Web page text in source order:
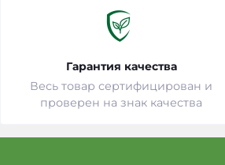
Гарантия качества
Весь товар сертифицирован и
проверен на знак качества